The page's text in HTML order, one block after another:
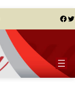
Facebook Twitter